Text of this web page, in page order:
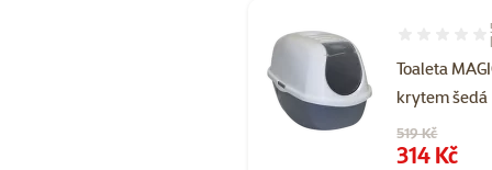
Toaleta
krytem šedá
Hodnocení
Původní cena
519 Kč
Cena
314 Kč